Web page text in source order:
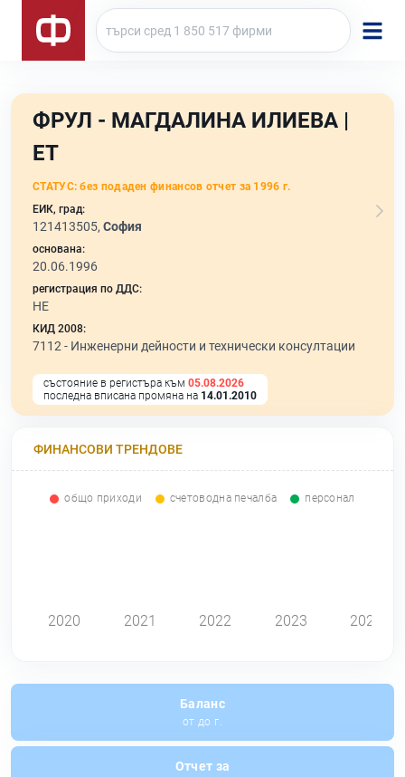
ФРУЛ - МАГДАЛИНА ИЛИЕВА |
ЕТ
СТАТУС: без подаден финансов отчет за 1996 г.
ЕИК, град:
121413505, София
основана:
20.06.1996
регистрация по ДДС:
НЕ
КИД 2008:
7112 - Инженерни дейности и технически консултации
състояние в регистъра към 05.08.2026
последна вписана промяна на 14.01.2010
ФИНАНСОВИ ТРЕНДОВЕ
общо приходи счетоводна печалба персонал
2020 2021 2022 2023 2024
Баланс
от до г.
Отчет за